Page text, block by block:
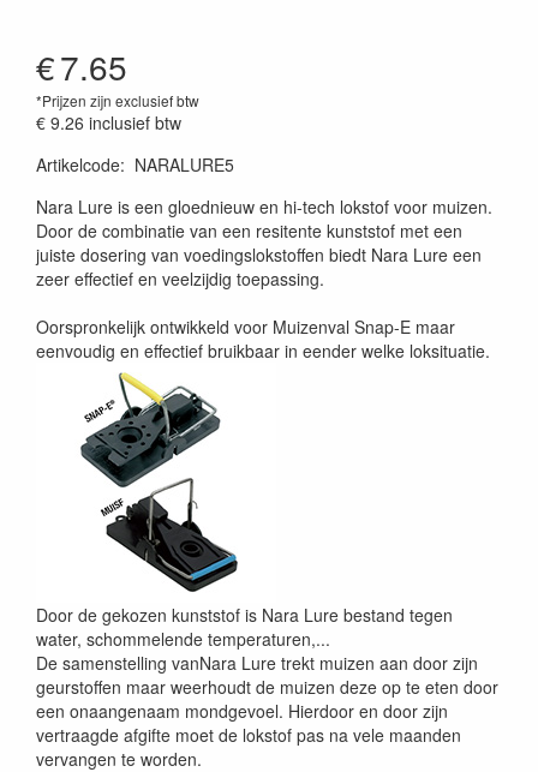
€7.65
*Prijzen zijn exclusief btw
€ 9.26 inclusief btw
Artikelcode: NARALURE5
Nara Lure is een gloednieuw en hi-tech lokstof voor muizen.
Door de combinatie van een resitente kunststof met een
juiste dosering van voedingslokstoffen biedt Nara Lure een
zeer effectief en veelzijdig toepassing.
Oorspronkelijk ontwikkeld voor Muizenval Snap-E maar
eenvoudig en effectief bruikbaar in eender welke loksituatie.
Door de gekozen kunststof is Nara Lure bestand tegen
water, schommelende temperaturen,...
De samenstelling vanNara Lure trekt muizen aan door zijn
geurstoffen maar weerhoudt de muizen deze op te eten door
een onaangenaam mondgevoel. Hierdoor en door zijn
vertraagde afgifte moet de lokstof pas na vele maanden
vervangen te worden.